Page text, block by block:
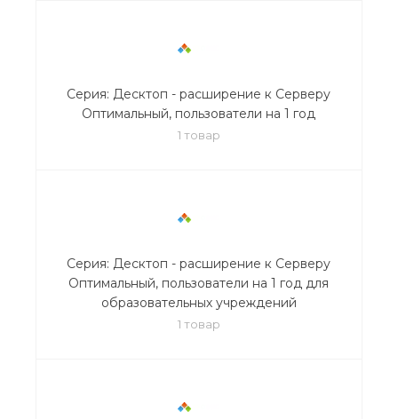
Серия: Десктоп - расширение к Серверу
Оптимальный, пользователи на 1 год
1 товар
Серия: Десктоп - расширение к Серверу
Оптимальный, пользователи на 1 год для
образовательных учреждений
1 товар